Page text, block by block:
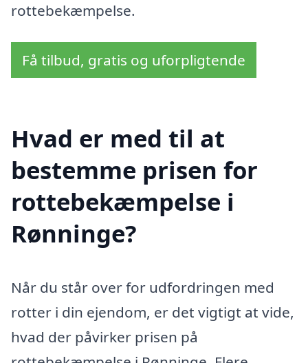
rottebekæmpelse.
Få tilbud, gratis og uforpligtende
Hvad er med til at
bestemme prisen for
rottebekæmpelse i
Rønninge?
Når du står over for udfordringen med
rotter i din ejendom, er det vigtigt at vide,
hvad der påvirker prisen på